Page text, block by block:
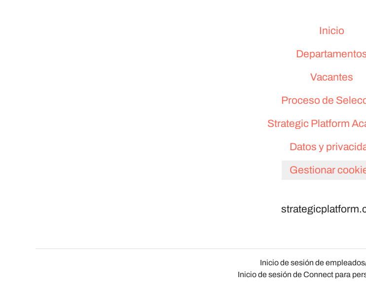
Inicio
Vacantes
Proceso de
Strategic Platform
Datos y
Gestionar
Inicio de sesión de
Inicio de sesión de Connect para